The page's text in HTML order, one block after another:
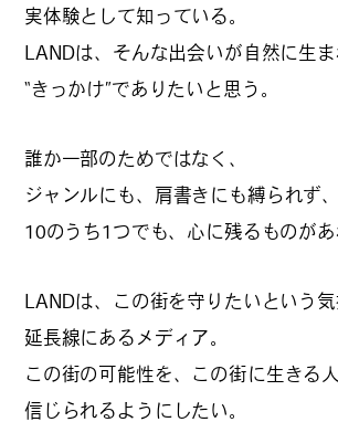
Instagra
m
JOIN US !
実体験として知っている。
LANDは、そんな出会いが自然に生
“きっかけ”でありたいと思う。
誰か一部のためではなく、
ジャンルにも、肩書きにも縛られず、
10のうち1つでも、心に残るものがあ
LANDは、この街を守りたいという
延長線にあるメディア。
この街の可能性を、この街に生きる
信じられるようにしたい。